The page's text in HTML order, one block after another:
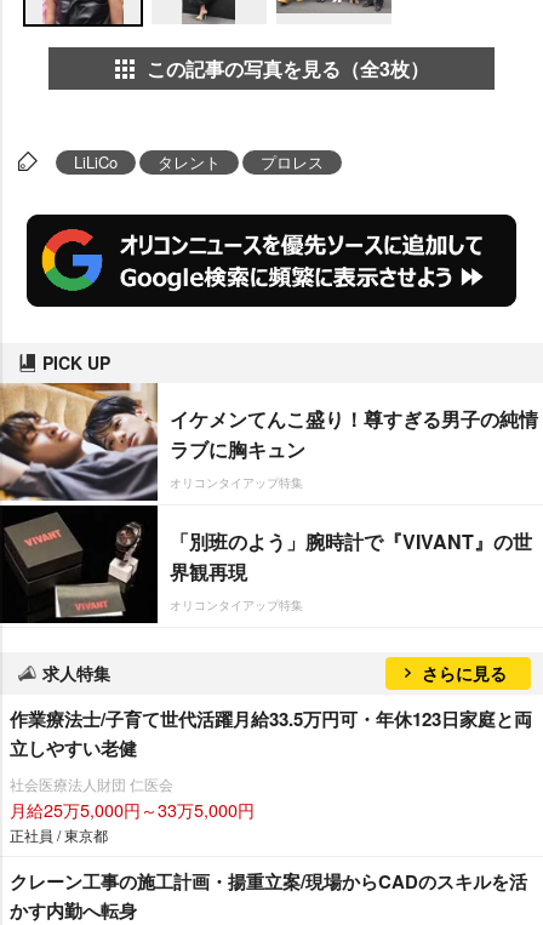
この記事の写真を見る（全3枚）
LiLiCo タレント プロレス
PICK UP
イケメンてんこ盛り！尊すぎる男子の純情
ラブに胸キュン
オリコンタイアップ特集
「別班のよう」腕時計で『VIVANT』の世
界観再現
オリコンタイアップ特集
求人特集 さらに見る
作業療法士/子育て世代活躍月給33.5万円可・年休123日家庭と両
立しやすい老健
社会医療法人財団 仁医会
月給25万5,000円～33万5,000円
正社員 / 東京都
クレーン工事の施工計画・揚重立案/現場からCADのスキルを活
かす内勤へ転身